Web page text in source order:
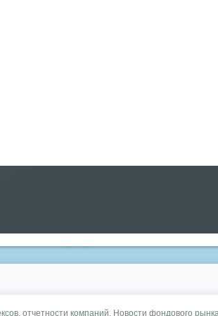
отчетности компаний. Новости фондового